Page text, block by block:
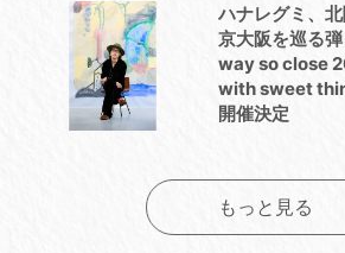
ハナレグミ、
京大阪を巡る
way so close
with sweet
開催決定
もっと見る